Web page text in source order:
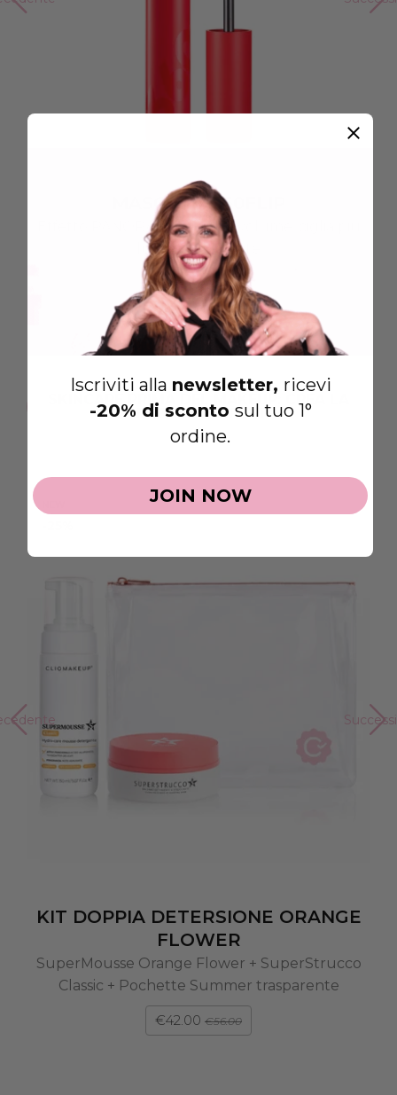
MASCARA 360FLIP
Effetto PANORAMICO extra volume: ciglia più
lunghe e definite
€19.00
SKINCARE PRIMA DEL MAKEUP: CREA LA
TUA BASE PERFETTA
KIT DOPPIA DETERSIONE ORANGE
FLOWER
SuperMousse Orange Flower + SuperStrucco
Classic + Pochette Summer trasparente
€42.00 €56.00
Iscriviti alla newsletter, ricevi
-20% di sconto sul tuo 1°
ordine.
JOIN NOW